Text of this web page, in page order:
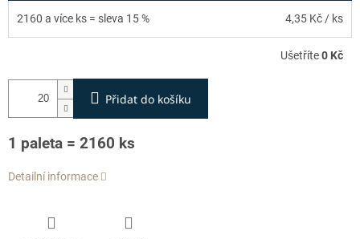
2160 a více ks = sleva 15 % 4,35 Kč / ks
Ušetříte0 Kč
Přidat do košíku
1 paleta = 2160 ks
Detailní informace